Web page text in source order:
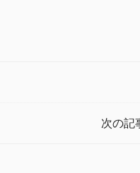
次の記